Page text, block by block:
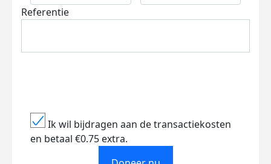
Referentie
Ik wil bijdragen aan de transactiekosten
en betaal €0.75 extra.